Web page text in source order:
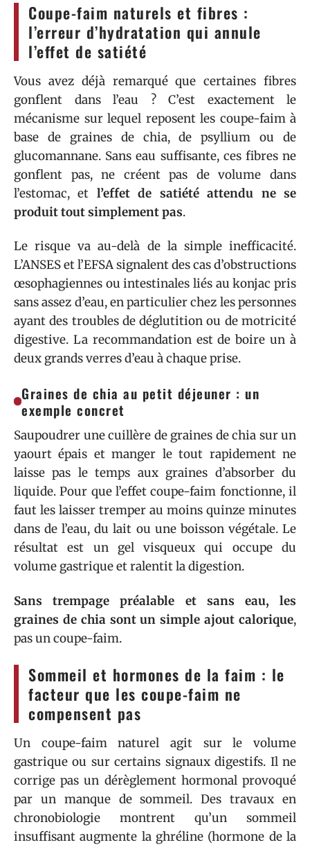
Coupe-faim naturels et fibres :
l’erreur d’hydratation qui annule
l’effet de satiété
Vous avez déjà remarqué que certaines fibres
gonflent dans l’eau ? C’est exactement le
mécanisme sur lequel reposent les coupe-faim à
base de graines de chia, de psyllium ou de
glucomannane. Sans eau suffisante, ces fibres ne
gonflent pas, ne créent pas de volume dans
l’estomac, et l’effet de satiété attendu ne se
produit tout simplement pas.
Le risque va au-delà de la simple inefficacité.
L’ANSES et l’EFSA signalent des cas d’obstructions
œsophagiennes ou intestinales liés au konjac pris
sans assez d’eau, en particulier chez les personnes
ayant des troubles de déglutition ou de motricité
digestive. La recommandation est de boire un à
deux grands verres d’eau à chaque prise.
Graines de chia au petit déjeuner : un
exemple concret
Saupoudrer une cuillère de graines de chia sur un
yaourt épais et manger le tout rapidement ne
laisse pas le temps aux graines d’absorber du
liquide. Pour que l’effet coupe-faim fonctionne, il
faut les laisser tremper au moins quinze minutes
dans de l’eau, du lait ou une boisson végétale. Le
résultat est un gel visqueux qui occupe du
volume gastrique et ralentit la digestion.
Sans trempage préalable et sans eau, les
graines de chia sont un simple ajout calorique,
pas un coupe-faim.
Sommeil et hormones de la faim : le
facteur que les coupe-faim ne
compensent pas
Un coupe-faim naturel agit sur le volume
gastrique ou sur certains signaux digestifs. Il ne
corrige pas un dérèglement hormonal provoqué
par un manque de sommeil. Des travaux en
chronobiologie montrent qu’un sommeil
insuffisant augmente la ghréline (hormone de la